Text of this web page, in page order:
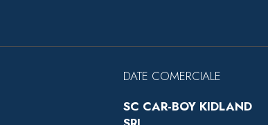
DATE COMERCIALE
SC CAR-BOY KIDLAND